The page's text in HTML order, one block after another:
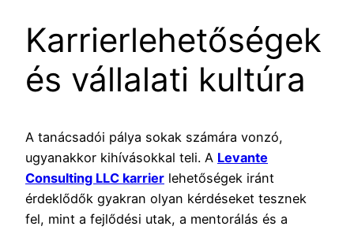
Karrierlehetőségek
és vállalati kultúra
A tanácsadói pálya sokak számára vonzó,
ugyanakkor kihívásokkal teli. A Levante
Consulting LLC karrier lehetőségek iránt
érdeklődők gyakran olyan kérdéseket tesznek
fel, mint a fejlődési utak, a mentorálás és a